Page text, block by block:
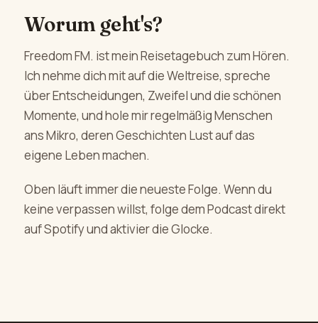
Worum geht's?
Freedom FM. ist mein Reisetagebuch zum Hören.
Ich nehme dich mit auf die Weltreise, spreche
über Entscheidungen, Zweifel und die schönen
Momente, und hole mir regelmäßig Menschen
ans Mikro, deren Geschichten Lust auf das
eigene Leben machen.
Oben läuft immer die neueste Folge. Wenn du
keine verpassen willst, folge dem Podcast direkt
auf Spotify und aktivier die Glocke.